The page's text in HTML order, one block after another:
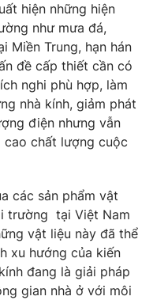
hiện những hiện
như mưa đá,
Miền Trung, hạn hán
đề cấp thiết cần có
nghi phù hợp, làm
nhà kính, giảm phát
điện nhưng vẫn
cao chất lượng cuộc
các sản phẩm vật
trường tại Việt Nam
vật liệu này đã thể
xu hướng của kiến
đang là giải pháp
gian nhà ở với môi